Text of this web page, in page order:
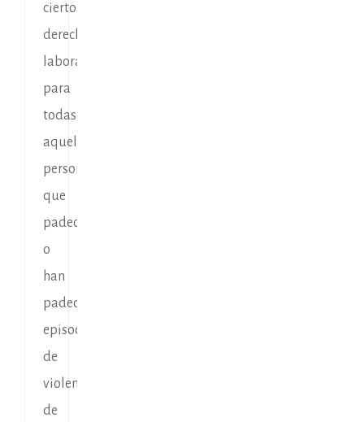
ciertos
derechos
laborales
para
todas
aquellas
personas
que
padecen
o
han
padecido
episodios
de
violencia
de